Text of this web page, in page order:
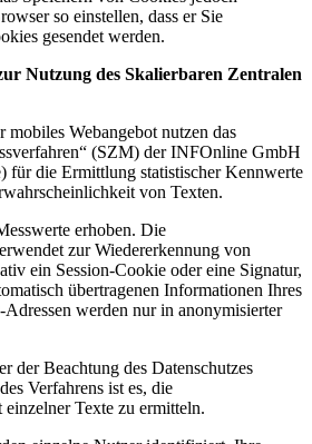
so einstellen, dass er Sie
gesendet werden.
Nutzung des Skalierbaren Zentralen
mobiles Webangebot nutzen das
(SZM) der INFOnline GmbH
für die Ermittlung statistischer Kennwerte
von Texten.
erhoben. Die
zur Wiedererkennung von
ein Session-Cookie oder eine Signatur,
übertragenen Informationen Ihres
werden nur in anonymisierter
der Beachtung des Datenschutzes
Verfahrens ist es, die
Texte zu ermitteln.